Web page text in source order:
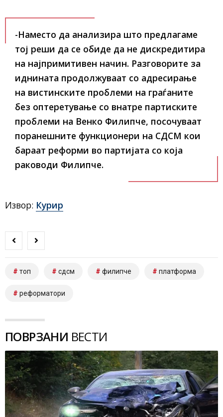
-Наместо да анализира што предлагаме
тој реши да се обиде да не дискредитира
на најпримитивен начин. Разговорите за
иднината продолжуваат со адресирање
на вистинските проблеми на граѓаните
без оптеретување со внатре партиските
проблеми на Венко Филипче, посочуваат
поранешните функционери на СДСМ кои
бараат реформи во партијата со која
раководи Филипче.
Извор: Курир
топ сдсм филипче платформа
реформатори
ПОВРЗАНИ ВЕСТИ